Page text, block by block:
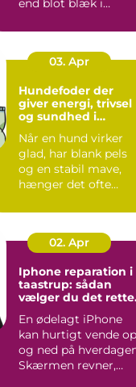
alt f...
03. Apr
Hundefoder der
giver energi, trivsel
og sundhed i
Når en hund virker
glad, har blank pels
og en stabil mave,
hænger det ofte
fodere...
02. Apr
Iphone reparation i
taastrup: sådan
vælger du det rette
En ødelagt iPhone
kan hurtigt vende op
og ned på
Skærmen revner,